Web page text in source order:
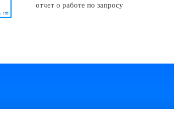
отчет о работе по запросу